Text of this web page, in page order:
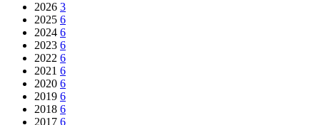
2026 3
2025 6
2024 6
2023 6
2022 6
2021 6
2020 6
2019 6
2018 6
2017 6